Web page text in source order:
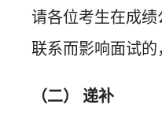
请各位考生在成
联系而影响面试的
（二） 递补